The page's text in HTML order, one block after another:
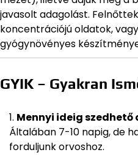
javasolt adagolást.
koncentrációjú oldatok,
gyógynövényes
GYIK – Gyakran
Mennyi ideig szedhető
Általában 7-10 napig, de
forduljunk orvoshoz.